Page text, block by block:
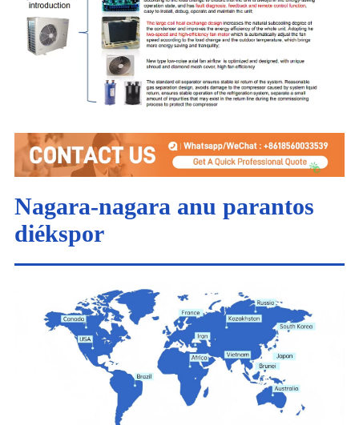
Nagara-nagara anu parantos
diékspor